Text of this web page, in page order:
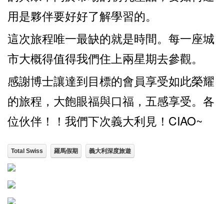
用是夥伴要好好了解學習的。
這次旅程唯一最缺的就是時間。每一座城
市大概得值得我們住上兩星期去參觀。
感謝博士讓達到目標的會員享受如此榮耀
的旅程，大飽眼福與口福，五感享受。各
位伙伴！！我們下次義大利見！CIAO~
Total Swiss 羅馬假期 義大利深度旅遊